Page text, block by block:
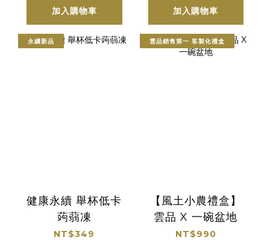
加入購物車 加入購物車
永續新品
健康永續 舉杯低卡
蒟蒻凍
NT$349
雲品銷售第一 客製化禮盒
【風土小農禮盒】
雲品 X 一碗盆地
NT$990